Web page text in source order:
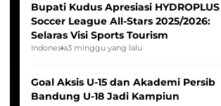
Bupati Kudus Apresiasi HYDROPLUS
Soccer League All-Stars 2025/2026:
Selaras Visi Sports Tourism
Indonesia3 minggu yang lalu
Goal Aksis U-15 dan Akademi Persib
Bandung U-18 Jadi Kampiun